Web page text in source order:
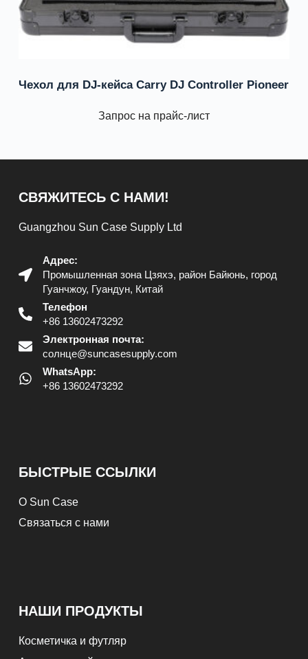
Чехол для DJ-кейса Carry DJ Controller Pioneer
Запрос на прайс-лист
СВЯЖИТЕСЬ С НАМИ!
Guangzhou Sun Case Supply Ltd
Адрес:
Промышленная зона Цзяхэ, район Байюнь, город
Гуанчжоу, Гуандун, Китай
Телефон
+86 13602473292
Электронная почта:
солнце@suncasesupply.com
WhatsApp:
+86 13602473292
БЫСТРЫЕ ССЫЛКИ
О Sun Case
Связаться с нами
НАШИ ПРОДУКТЫ
Косметичка и футляр